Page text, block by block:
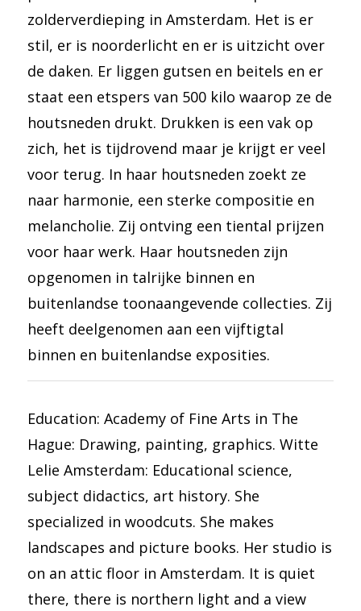
zolderverdieping in Amsterdam. Het is er
stil, er is noorderlicht en er is uitzicht over
de daken. Er liggen gutsen en beitels en er
staat een etspers van 500 kilo waarop ze de
houtsneden drukt. Drukken is een vak op
zich, het is tijdrovend maar je krijgt er veel
voor terug. In haar houtsneden zoekt ze
naar harmonie, een sterke compositie en
melancholie. Zij ontving een tiental prijzen
voor haar werk. Haar houtsneden zijn
opgenomen in talrijke binnen en
buitenlandse toonaangevende collecties. Zij
heeft deelgenomen aan een vijftigtal
binnen en buitenlandse exposities.
Education: Academy of Fine Arts in The
Hague: Drawing, painting, graphics. Witte
Lelie Amsterdam: Educational science,
subject didactics, art history. She
specialized in woodcuts. She makes
landscapes and picture books. Her studio is
on an attic floor in Amsterdam. It is quiet
there, there is northern light and a view